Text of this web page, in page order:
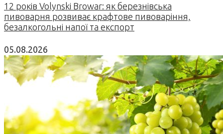
12 років Volynski Browar: як березнівська
пивоварня розвиває крафтове пивоваріння,
безалкогольні напої та експорт
05.08.2026